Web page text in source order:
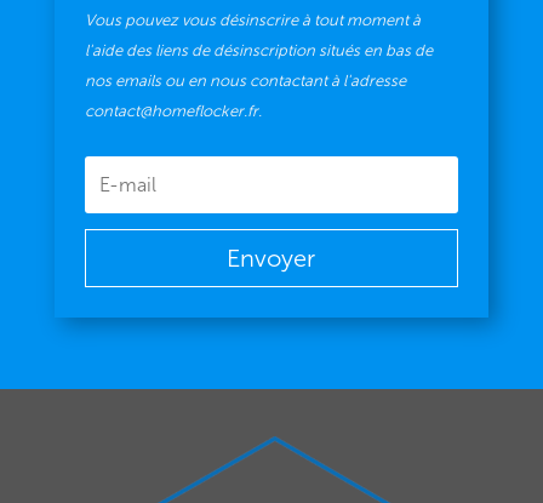
Vous pouvez vous désinscrire à tout moment à
l'aide des liens de désinscription situés en bas de
nos emails ou en nous contactant à l'adresse
contact@homeflocker.fr.
Envoyer